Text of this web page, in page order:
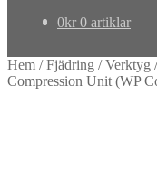
0kr 0 artiklar
Hem /Fjädring /Verktyg
Compression Unit (WP